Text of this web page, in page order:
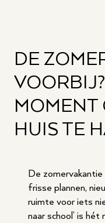
DE
MOMENT
HUIS TE
De
frisse plannen,
ruimte voor iets
naar school’ is